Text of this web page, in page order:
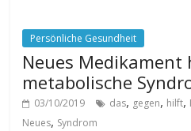
Persönliche Gesundheit
Neues
metabolische
03/10/2019 das, gegen, hilft,
Neues, Syndrom